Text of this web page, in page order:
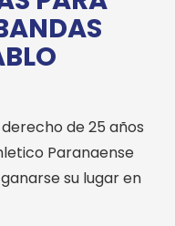
de 25 años
Paranaense
su lugar en